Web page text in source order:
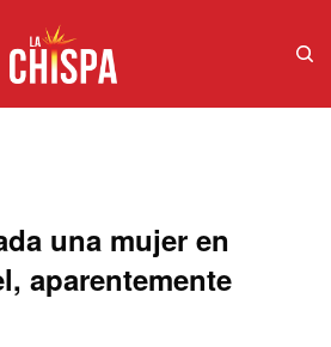
una mujer en
aparentemente